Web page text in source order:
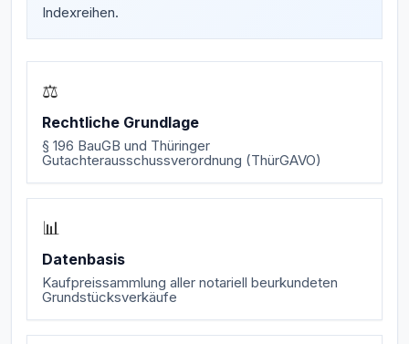
Indexreihen.
⚖️
Rechtliche Grundlage
§ 196 BauGB und Thüringer
Gutachterausschussverordnung (ThürGAVO)
📊
Datenbasis
Kaufpreissammlung aller notariell beurkundeten
Grundstücksverkäufe